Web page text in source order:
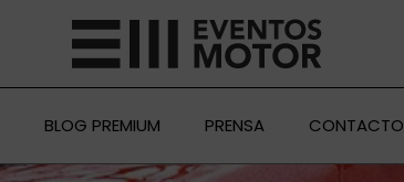
BLOG PREMIUM PRENSA CONTACTO